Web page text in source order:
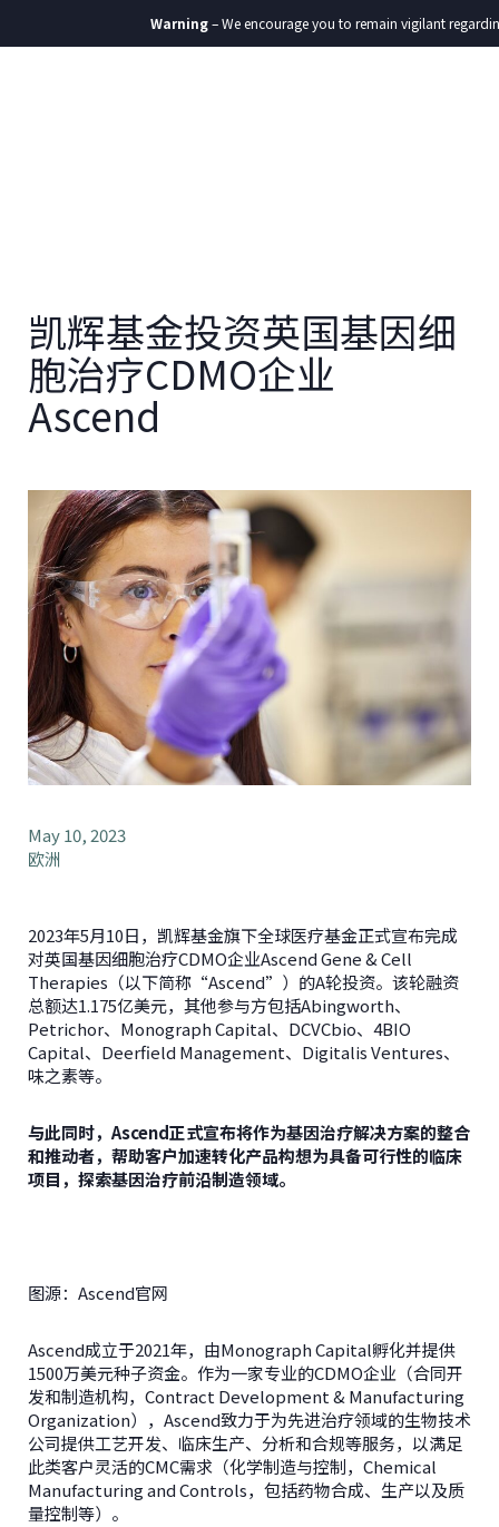
Warning– We encourage you to remain vigilant regarding
凯辉基金投资英国基因细
胞治疗CDMO企业
Ascend
May 10, 2023
欧洲
2023年5月10日，凯辉基金旗下全球医疗基金正式宣布完成
对英国基因细胞治疗CDMO企业Ascend Gene & Cell
Therapies（以下简称“Ascend”）的A轮投资。该轮融资
总额达1.175亿美元，其他参与方包括Abingworth、
Petrichor、Monograph Capital、DCVCbio、4BIO
Capital、Deerfield Management、Digitalis Ventures、
味之素等。
与此同时， Ascend正式宣布将作为基因治疗解决方案的整合
和推动者，帮助客户加速转化产品构想为具备可行性的临床
项目，探索基因治疗前沿制造领域。
图源：Ascend官网
Ascend成立于2021年，由Monograph Capital孵化并提供
1500万美元种子资金。作为一家专业的CDMO企业（合同开
发和制造机构，Contract Development & Manufacturing
Organization），Ascend致力于为先进治疗领域的生物技术
公司提供工艺开发、临床生产、分析和合规等服务，以满足
此类客户灵活的CMC需求（化学制造与控制，Chemical
Manufacturing and Controls，包括药物合成、生产以及质
量控制等）。